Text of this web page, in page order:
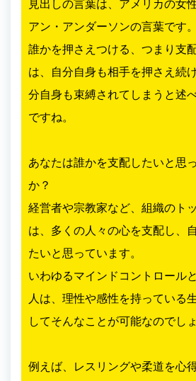
見出しの言葉は、アメリカの女
アン・アンダーソンの言葉です。
誰かを押さえつける、つまり支
は、自分自身も相手を押さえ続
分自身も束縛されてしまうと述
ですね。
あなたは誰かを支配したいと思
か？
経営者や宗教家など、組織のト
は、多くの人々の心を支配し、
たいと思っています。
いわゆるマインドコントロール
人は、理性や感性を持っている
してそんなことが可能なのでし
例えば、レスリングや柔道を心